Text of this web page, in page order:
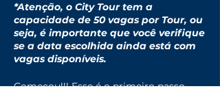
*Atenção, o City Tour tem a
capacidade de 50 vagas por Tour, ou
seja, é importante que você verifique
se a data escolhida ainda está com
vagas disponíveis.
Começou!!! Esse é o primeiro passo